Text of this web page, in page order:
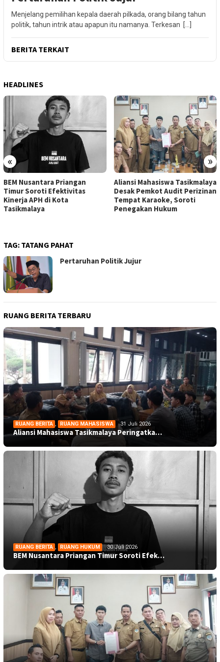
Menjelang pemilihan kepala daerah pilkada, orang bilang tahun
politik, tahun intrik atau apapun itu namanya. Terkesan […]
BERITA TERKAIT
HEADLINES
« »
BEM Nusantara Priangan
Timur Soroti Efektivitas
Kinerja APH di Kota
Tasikmalaya
Aliansi Mahasiswa Tasikmalaya
Desak Pemkot Audit Perizinan
Tempat Karaoke, Soroti
Penegakan Hukum
TAG: TATANG PAHAT
Pertaruhan Politik Jujur
RUANG BERITA TERBARU
RUANG BERITA , RUANG MAHASISWA 31 Juli 2026
Aliansi Mahasiswa Tasikmalaya Peringatka…
RUANG BERITA , RUANG HUKUM 30 Juli 2026
BEM Nusantara Priangan Timur Soroti Efek…